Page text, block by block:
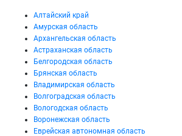
Алтайский край
Амурская область
Архангельская область
Астраханская область
Белгородская область
Брянская область
Владимирская область
Волгоградская область
Вологодская область
Воронежская область
Еврейская автономная область